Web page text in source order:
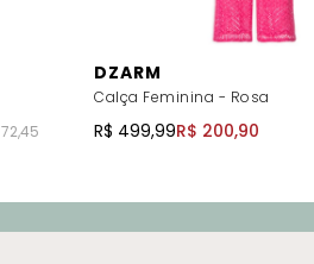
DZARM
Calça Feminina - Rosa
R$ 499,99R$ 200,90